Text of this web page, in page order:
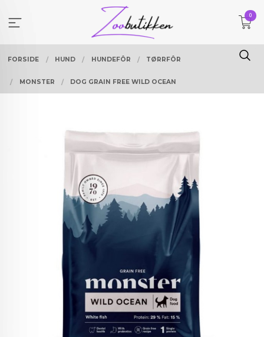
innholdet
0
FORSIDE HUND HUNDEFÔR TØRRFÔR
MONSTER DOG GRAIN FREE WILD OCEAN